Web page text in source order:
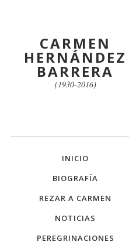
CARMEN
HERNÁNDEZ
BARRERA
(1930-2016)
INICIO
BIOGRAFÍA
REZAR A CARMEN
NOTICIAS
PEREGRINACIONES